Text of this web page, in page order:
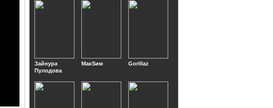
Зайнура
Пулодова
МакSим Gorillaz